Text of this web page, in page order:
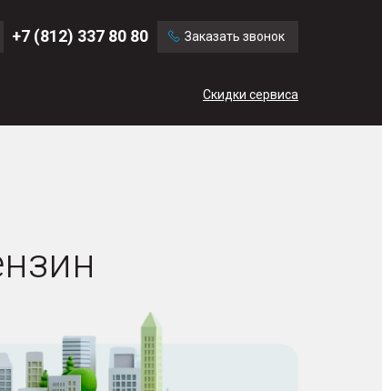
+7 (812) 337 80 80 Заказать звонок
Скидки сервиса